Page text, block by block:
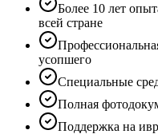
Более 10 лет
всей стране
усопшего
Специальные
Полная
Поддержка на